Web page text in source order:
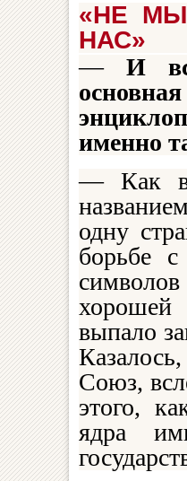
«НЕ
НАС»
—И
именно
— Как
одну
борьбе
выпало
Союз,
этого,
ядра